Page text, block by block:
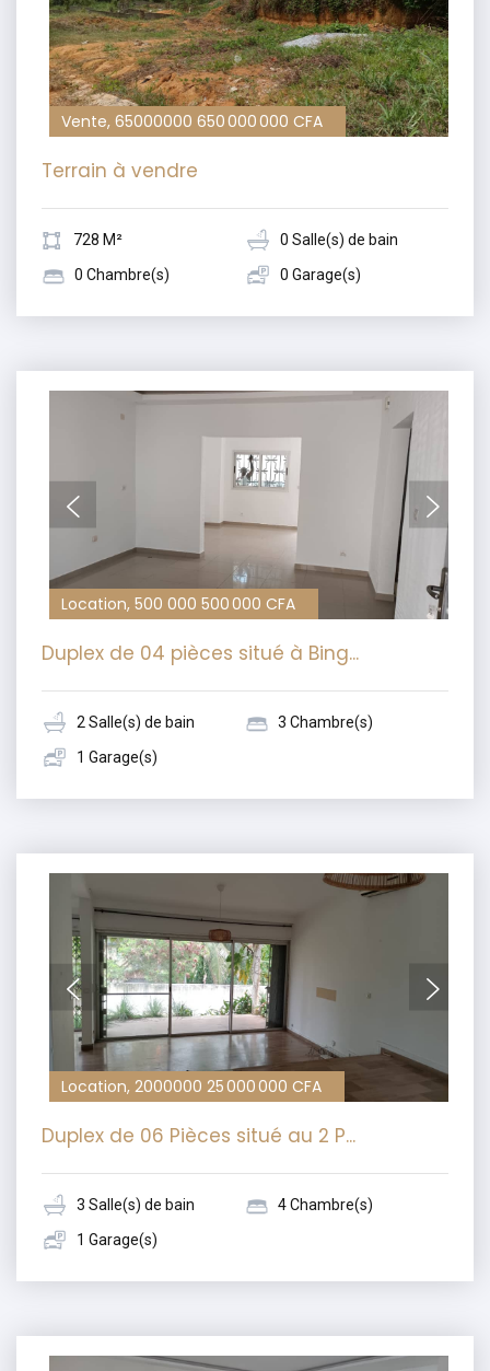
Vente, 65000000 650 000 000 CFA
Terrain à vendre
728 M²
0 Salle(s) de bain
0 Chambre(s)
0 Garage(s)
Location, 500 000 500 000 CFA
Duplex de 04 pièces situé à Bing...
2 Salle(s) de bain
3 Chambre(s)
1 Garage(s)
Location, 2000000 25 000 000 CFA
Duplex de 06 Pièces situé au 2 P...
3 Salle(s) de bain
4 Chambre(s)
1 Garage(s)